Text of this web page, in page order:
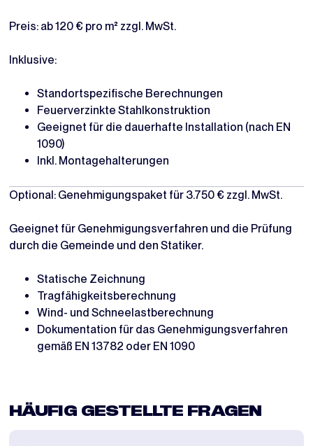
Preis: ab 120 € pro m² zzgl. MwSt.
Inklusive:
Standortspezifische Berechnungen
Feuerverzinkte Stahlkonstruktion
Geeignet für die dauerhafte Installation (nach EN
1090)
Inkl. Montagehalterungen
Optional: Genehmigungspaket für 3.750 € zzgl. MwSt.
Geeignet für Genehmigungsverfahren und die Prüfung
durch die Gemeinde und den Statiker.
Statische Zeichnung
Tragfähigkeitsberechnung
Wind- und Schneelastberechnung
Dokumentation für das Genehmigungsverfahren
gemäß EN 13782 oder EN 1090
HÄUFIG GESTELLTE FRAGEN